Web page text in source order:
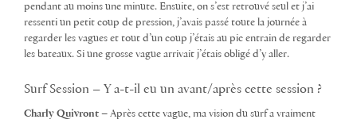
pendant au moins une minute. Ensuite, on s’est retrouvé seul et j’ai
ressenti un petit coup de pression, j’avais passé toute la journée à
regarder les vagues et tout d’un coup j’étais au pic entrain de regarder
les bateaux. Si une grosse vague arrivait j’étais obligé d’y aller.
Surf Session – Y a-t-il eu un avant/après cette session ?
Charly Quivront – Après cette vague, ma vision du surf a vraiment